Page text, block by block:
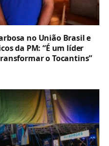
no União Brasil e
da PM: “É um líder
o Tocantins”